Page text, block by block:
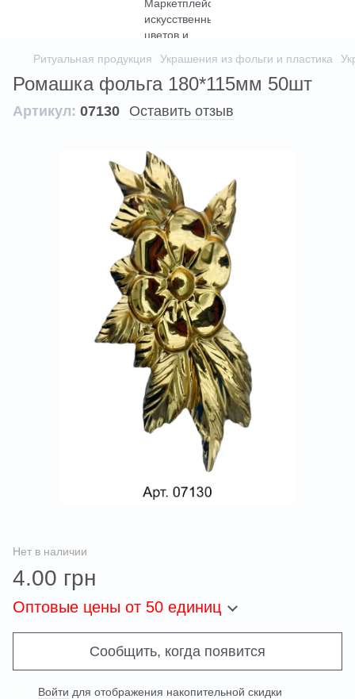
Ритуальная продукция Украшения из фольги и пластика
Ромашка фольга 180*115мм 50шт
Артикул: 07130 Оставить отзыв
Нет в наличии
4.00 грн
Оптовые цены от 50 единиц
Сообщить, когда появится
Войти для отображения накопительной скидки